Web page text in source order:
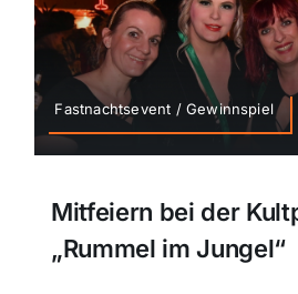
Fastnachtsevent / Gewinnspiel
Mitfeiern bei der
„Rummel im Jungel“